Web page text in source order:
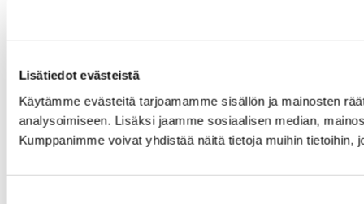
Lisätiedot evästeistä
Käytämme evästeitä tarjoamamme sisällön ja mainosten
analysoimiseen. Lisäksi jaamme sosiaalisen median,
Kumppanimme voivat yhdistää näitä tietoja muihin tietoihin,